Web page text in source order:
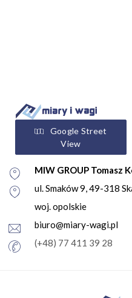
Google Street
View
MIW GROUP Tomasz
ul. Smaków 9, 49-318
woj. opolskie
biuro@miary-wagi.pl
(+48) 77 411 39 28